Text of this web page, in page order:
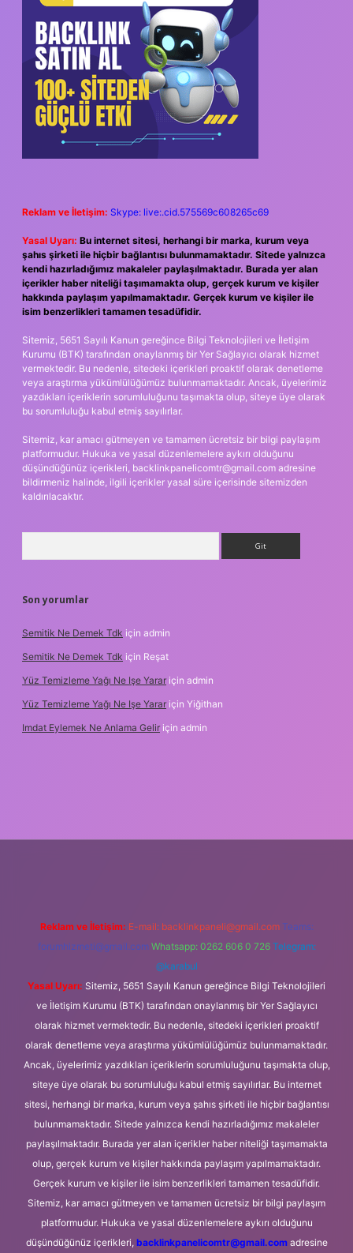
Reklam ve İletişim: Skype: live:.cid.575569c608265c69
Yasal Uyarı: Bu internet sitesi, herhangi bir marka, kurum veya
şahıs şirketi ile hiçbir bağlantısı bulunmamaktadır. Sitede yalnızca
kendi hazırladığımız makaleler paylaşılmaktadır. Burada yer alan
içerikler haber niteliği taşımamakta olup, gerçek kurum ve kişiler
hakkında paylaşım yapılmamaktadır. Gerçek kurum ve kişiler ile
isim benzerlikleri tamamen tesadüfidir.
Sitemiz, 5651 Sayılı Kanun gereğince Bilgi Teknolojileri ve İletişim
Kurumu (BTK) tarafından onaylanmış bir Yer Sağlayıcı olarak hizmet
vermektedir. Bu nedenle, sitedeki içerikleri proaktif olarak denetleme
veya araştırma yükümlülüğümüz bulunmamaktadır. Ancak, üyelerimiz
yazdıkları içeriklerin sorumluluğunu taşımakta olup, siteye üye olarak
bu sorumluluğu kabul etmiş sayılırlar.
Sitemiz, kar amacı gütmeyen ve tamamen ücretsiz bir bilgi paylaşım
platformudur. Hukuka ve yasal düzenlemelere aykırı olduğunu
düşündüğünüz içerikleri, backlinkpanelicomtr@gmail.com adresine
bildirmeniz halinde, ilgili içerikler yasal süre içerisinde sitemizden
kaldırılacaktır.
Son yorumlar
Semitik Ne Demek Tdk için admin
Semitik Ne Demek Tdk için Reşat
Yüz Temizleme Yağı Ne Işe Yarar için admin
Yüz Temizleme Yağı Ne Işe Yarar için Yiğithan
Imdat Eylemek Ne Anlama Gelir için admin
Reklam ve İletişim: E-mail: backlinkpaneli@gmail.com Teams:
forumhizmeti@gmail.com Whatsapp: 0262 606 0 726 Telegram:
@karabul
Yasal Uyarı: Sitemiz, 5651 Sayılı Kanun gereğince Bilgi Teknolojileri
ve İletişim Kurumu (BTK) tarafından onaylanmış bir Yer Sağlayıcı
olarak hizmet vermektedir. Bu nedenle, sitedeki içerikleri proaktif
olarak denetleme veya araştırma yükümlülüğümüz bulunmamaktadır.
Ancak, üyelerimiz yazdıkları içeriklerin sorumluluğunu taşımakta olup,
siteye üye olarak bu sorumluluğu kabul etmiş sayılırlar. Bu internet
sitesi, herhangi bir marka, kurum veya şahıs şirketi ile hiçbir bağlantısı
bulunmamaktadır. Sitede yalnızca kendi hazırladığımız makaleler
paylaşılmaktadır. Burada yer alan içerikler haber niteliği taşımamakta
olup, gerçek kurum ve kişiler hakkında paylaşım yapılmamaktadır.
Gerçek kurum ve kişiler ile isim benzerlikleri tamamen tesadüfidir.
Sitemiz, kar amacı gütmeyen ve tamamen ücretsiz bir bilgi paylaşım
platformudur. Hukuka ve yasal düzenlemelere aykırı olduğunu
düşündüğünüz içerikleri, backlinkpanelicomtr@gmail.comadresine